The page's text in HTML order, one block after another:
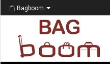
Bagboom